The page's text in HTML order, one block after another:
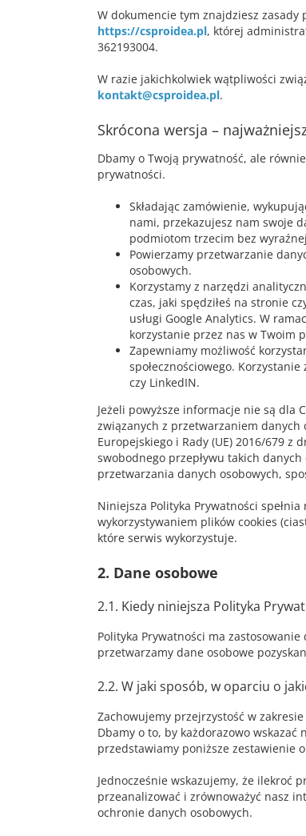
W dokumencie tym znajdziesz
https://csproidea.pl, której
362193004.
W razie jakichkolwiek wątpliwości
kontakt@csproidea.pl.
Skrócona wersja –
Dbamy o Twoją prywatność, ale
prywatności.
Składając zamówienie,
nami, przekazujesz nam swoje
podmiotom trzecim bez
Powierzamy przetwarzanie
osobowych.
Korzystamy z narzędzi
czas, jaki spędziłeś na stronie
usługi Google Analytics. W
korzystanie przez nas w Twoim
Zapewniamy możliwość
społecznościowego.
czy LinkedIN.
Jeżeli powyższe informacje nie są dla
związanych z przetwarzaniem
Europejskiego i Rady (UE) 2016/679
swobodnego przepływu takich
przetwarzania danych osobowych,
Niniejsza Polityka Prywatności
wykorzystywaniem plików cookies
które serwis wykorzystuje.
2. Dane osobowe
2.1. Kiedy niniejsza Polityka
Polityka Prywatności ma
przetwarzamy dane osobowe
2.2. W jaki sposób, w oparciu o
Zachowujemy przejrzystość w
Dbamy o to, by każdorazowo
przedstawiamy poniższe zestawienie
Jednocześnie wskazujemy, że ilekroć
przeanalizować i zrównoważyć nasz
ochronie danych osobowych.